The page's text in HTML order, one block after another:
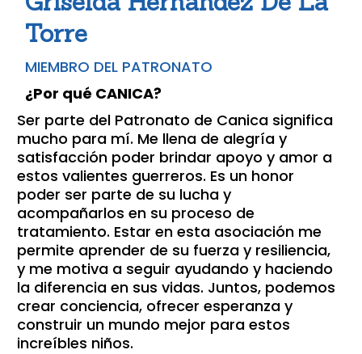
Torre
MIEMBRO DEL PATRONATO
¿Por qué CANICA?
Ser parte del Patronato de Canica significa
mucho para mí. Me llena de alegría y
satisfacción poder brindar apoyo y amor a
estos valientes guerreros. Es un honor
poder ser parte de su lucha y
acompañarlos en su proceso de
tratamiento. Estar en esta asociación me
permite aprender de su fuerza y resiliencia,
y me motiva a seguir ayudando y haciendo
la diferencia en sus vidas. Juntos, podemos
crear conciencia, ofrecer esperanza y
construir un mundo mejor para estos
increíbles niños.